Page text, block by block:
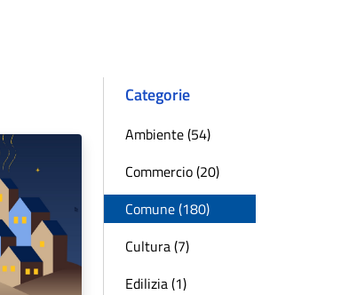
Categorie
Ambiente (54)
Commercio (20)
Comune (180)
Cultura (7)
Edilizia (1)